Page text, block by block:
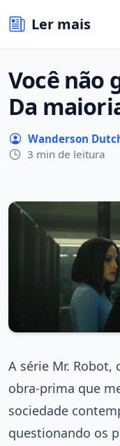
Ler mais
Você não
Da
Wanderson
3 min de leitura
A série Mr. Robot,
obra-prima que
sociedade
questionando os